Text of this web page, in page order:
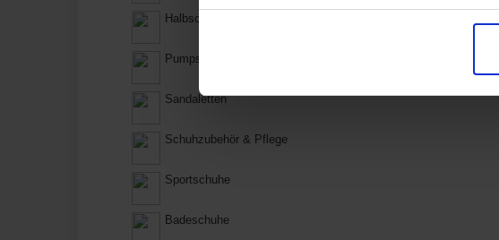
Halbschuhe
Pumps
Sandaletten
Schuhzubehör & Pflege
Sportschuhe
Badeschuhe